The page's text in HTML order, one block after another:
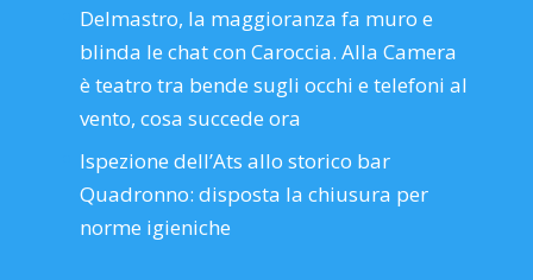
Delmastro, la maggioranza fa muro e
blinda le chat con Caroccia. Alla Camera
è teatro tra bende sugli occhi e telefoni al
vento, cosa succede ora
Ispezione dell’Ats allo storico bar
Quadronno: disposta la chiusura per
norme igieniche